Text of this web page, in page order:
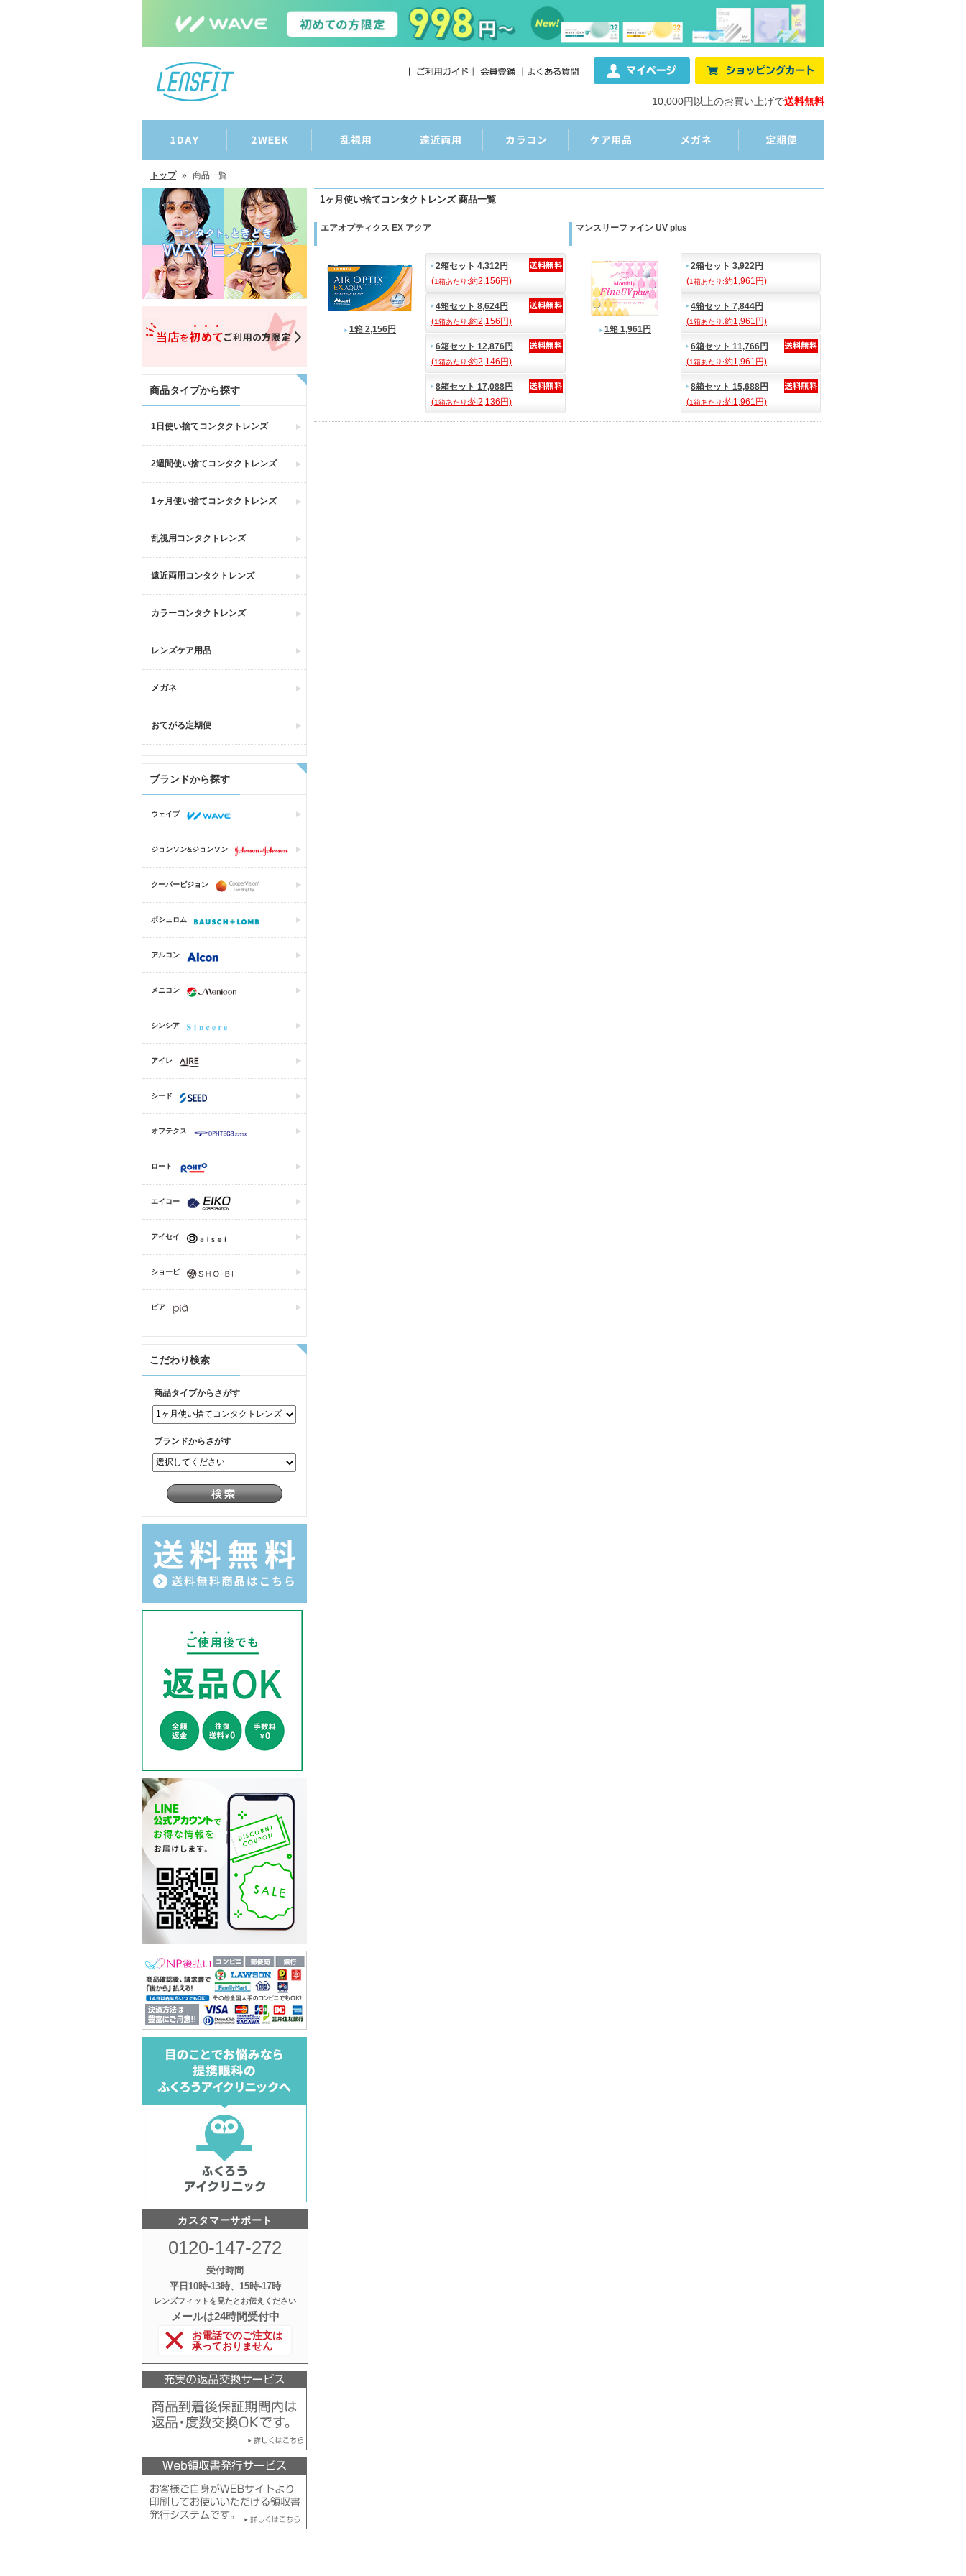
10,000円以上のお買い上げで送料無料
トップ » 商品一覧
商品タイプから探す
1日使い捨てコンタクトレンズ
2週間使い捨てコンタクトレンズ
1ヶ月使い捨てコンタクトレンズ
乱視用コンタクトレンズ
遠近両用コンタクトレンズ
カラーコンタクトレンズ
レンズケア用品
メガネ
おてがる定期便
ブランドから探す
ウェイブ
ジョンソン&ジョンソン
クーパービジョン
ボシュロム
アルコン
メニコン
シンシア
アイレ
シード
オフテクス
ロート
エイコー
アイセイ
ショービ
ピア
こだわり検索
商品タイプからさがす
ブランドからさがす
カスタマーサポート
0120-147-272
受付時間
平日10時‐13時、15時‐17時
レンズフィットを見たとお伝えください
メールは24時間受付中
お電話でのご注文は
承っておりません
1ヶ月使い捨てコンタクトレンズ 商品一覧
エアオプティクス EX アクア
1箱 2,156円
2箱セット 4,312円
(1箱あたり:約2,156円)
4箱セット 8,624円
(1箱あたり:約2,156円)
6箱セット 12,876円
(1箱あたり:約2,146円)
8箱セット 17,088円
(1箱あたり:約2,136円)
マンスリーファイン UV plus
1箱 1,961円
2箱セット 3,922円
(1箱あたり:約1,961円)
4箱セット 7,844円
(1箱あたり:約1,961円)
6箱セット 11,766円
(1箱あたり:約1,961円)
8箱セット 15,688円
(1箱あたり:約1,961円)